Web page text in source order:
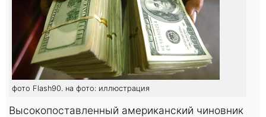
фото Flash90. на фото: иллюстрация
Высокопоставленный американский чиновник